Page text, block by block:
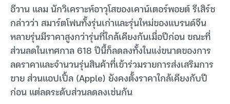
อีวาน แลม นักวิเคราะห์อาวุโสของเคาน์เตอร์พอยต์ รีเสิร์ช
กล่าวว่า สมาร์ตโฟนทั้งรุ่นเก่าและรุ่นใหม่ของแบรนด์จีน
หลายรุ่นมีราคาสูงกว่ารุ่นที่ใกล้เคียงกันเมื่อปีก่อน ขณะที่
ส่วนลดในเทศกาล 618 ปีนี้ก็ลดลงทั้งในแง่ขนาดของการ
ลดราคาและจำนวนรุ่นสินค้าที่เข้าร่วมรายการส่งเสริมการ
ขาย ส่วนแอปเปิ้ล (Apple) ยังคงตั้งราคาใกล้เคียงกับปี
ก่อน แต่ลดระดับส่วนลดลงเช่นกัน